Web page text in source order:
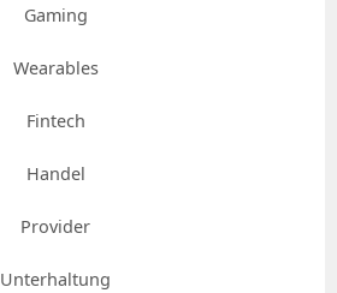
Gaming
Wearables
Fintech
Handel
Provider
Unterhaltung